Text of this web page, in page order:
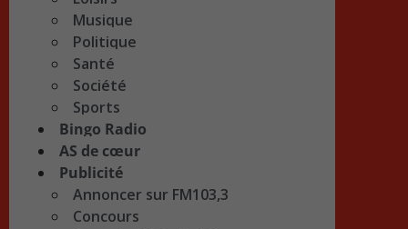
Musique
Politique
Santé
Société
Sports
Bingo Radio
AS de cœur
Publicité
Annoncer sur FM103,3
Concours